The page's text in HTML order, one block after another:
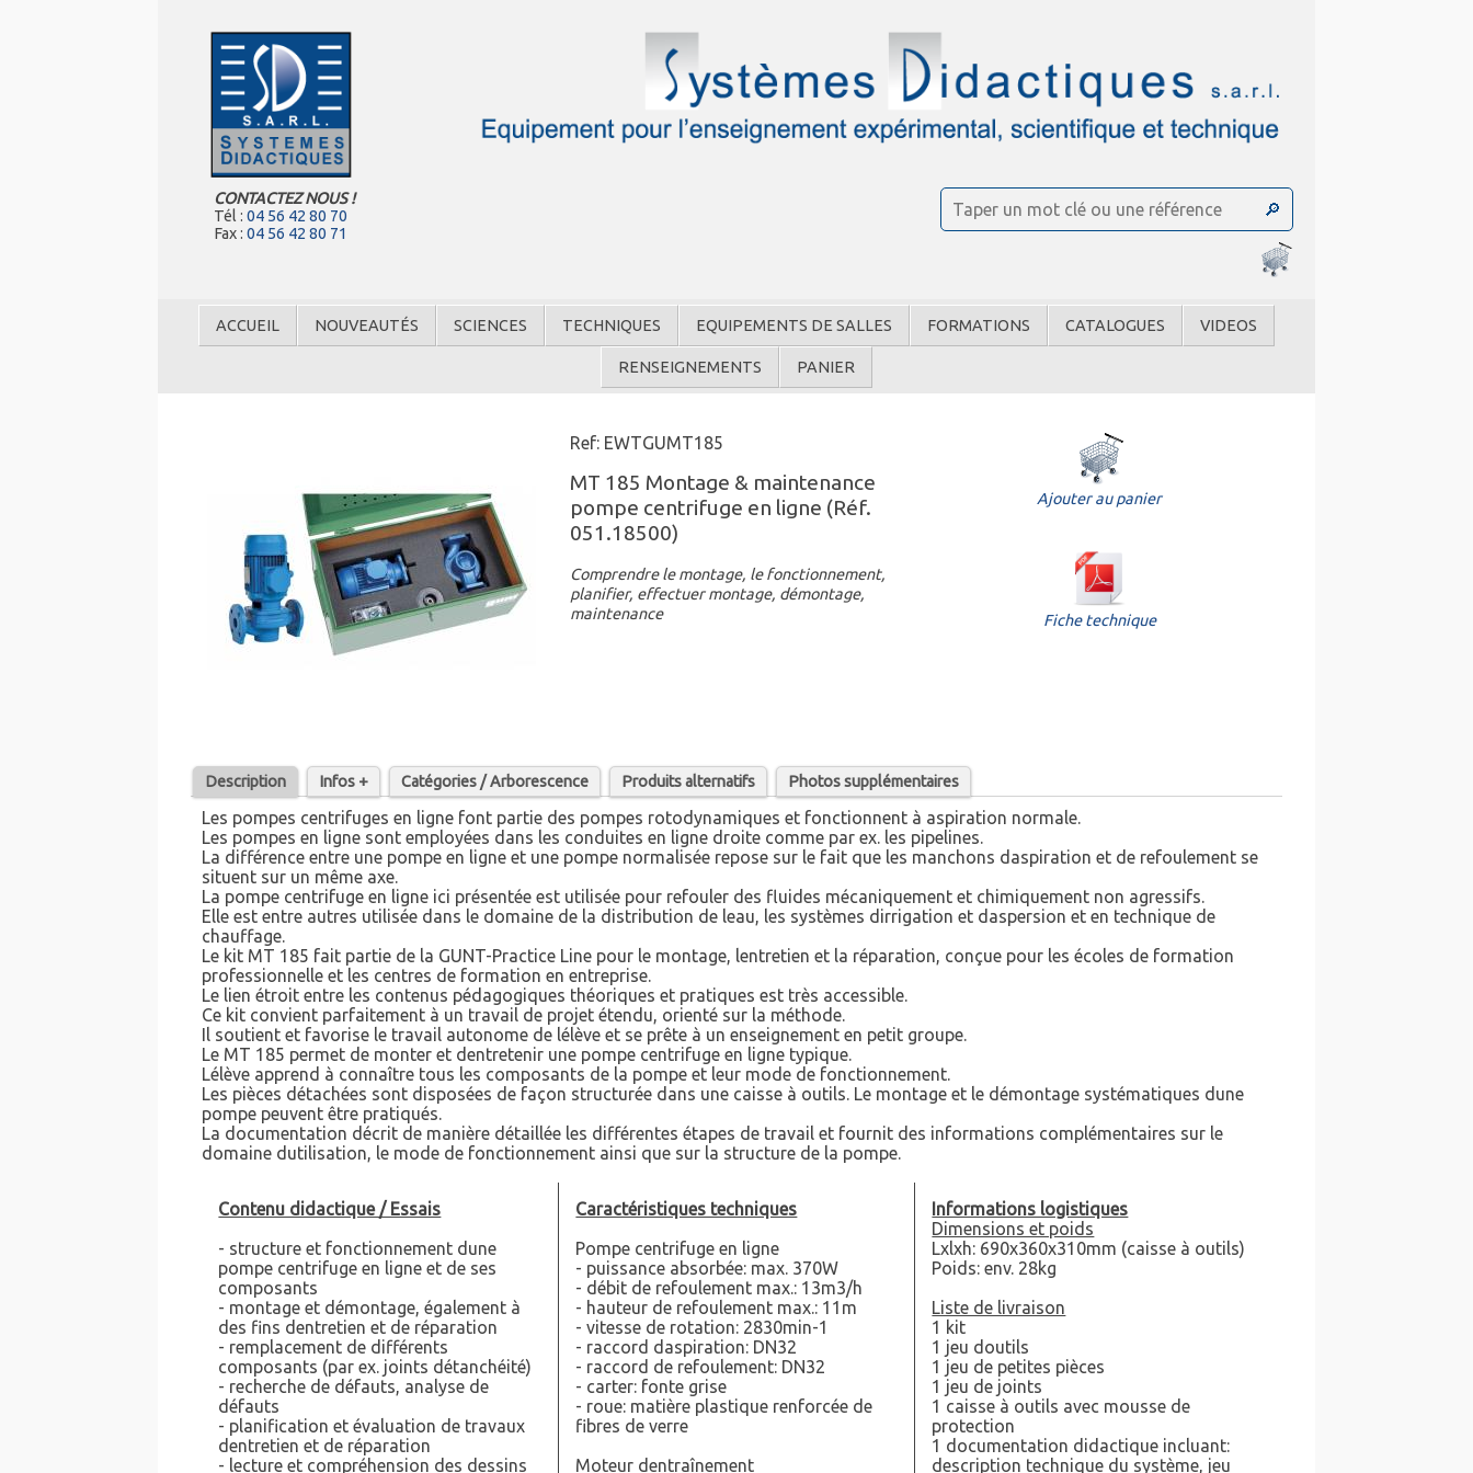
CONTACTEZ NOUS !
Tél : 04 56 42 80 70
Fax : 04 56 42 80 71
ACCUEIL NOUVEAUTÉS SCIENCES TECHNIQUES EQUIPEMENTS DE SALLES FORMATIONS CATALOGUES VIDEOS
RENSEIGNEMENTS PANIER
Ref: EWTGUMT185
MT 185 Montage & maintenance
pompe centrifuge en ligne (Réf.
051.18500)
Comprendre le montage, le fonctionnement,
planifier, effectuer montage, démontage,
maintenance
Ajouter au panier
Fiche technique
Description Infos + Catégories / Arborescence Produits alternatifs Photos supplémentaires
Les pompes centrifuges en ligne font partie des pompes rotodynamiques et fonctionnent à aspiration normale.
Les pompes en ligne sont employées dans les conduites en ligne droite comme par ex. les pipelines.
La différence entre une pompe en ligne et une pompe normalisée repose sur le fait que les manchons daspiration et de refoulement se
situent sur un même axe.
La pompe centrifuge en ligne ici présentée est utilisée pour refouler des fluides mécaniquement et chimiquement non agressifs.
Elle est entre autres utilisée dans le domaine de la distribution de leau, les systèmes dirrigation et daspersion et en technique de
chauffage.
Le kit MT 185 fait partie de la GUNT-Practice Line pour le montage, lentretien et la réparation, conçue pour les écoles de formation
professionnelle et les centres de formation en entreprise.
Le lien étroit entre les contenus pédagogiques théoriques et pratiques est très accessible.
Ce kit convient parfaitement à un travail de projet étendu, orienté sur la méthode.
Il soutient et favorise le travail autonome de lélève et se prête à un enseignement en petit groupe.
Le MT 185 permet de monter et dentretenir une pompe centrifuge en ligne typique.
Lélève apprend à connaître tous les composants de la pompe et leur mode de fonctionnement.
Les pièces détachées sont disposées de façon structurée dans une caisse à outils. Le montage et le démontage systématiques dune
pompe peuvent être pratiqués.
La documentation décrit de manière détaillée les différentes étapes de travail et fournit des informations complémentaires sur le
domaine dutilisation, le mode de fonctionnement ainsi que sur la structure de la pompe.
Contenu didactique / Essais
- structure et fonctionnement dune
pompe centrifuge en ligne et de ses
composants
- montage et démontage, également à
des fins dentretien et de réparation
- remplacement de différents
composants (par ex. joints détanchéité)
- recherche de défauts, analyse de
défauts
- planification et évaluation de travaux
dentretien et de réparation
- lecture et compréhension des dessins
Caractéristiques techniques
Pompe centrifuge en ligne
- puissance absorbée: max. 370W
- débit de refoulement max.: 13m3/h
- hauteur de refoulement max.: 11m
- vitesse de rotation: 2830min-1
- raccord daspiration: DN32
- raccord de refoulement: DN32
- carter: fonte grise
- roue: matière plastique renforcée de
fibres de verre
Moteur dentraînement
Informations logistiques
Dimensions et poids
Lxlxh: 690x360x310mm (caisse à outils)
Poids: env. 28kg
Liste de livraison
1 kit
1 jeu doutils
1 jeu de petites pièces
1 jeu de joints
1 caisse à outils avec mousse de
protection
1 documentation didactique incluant:
description technique du système, jeu